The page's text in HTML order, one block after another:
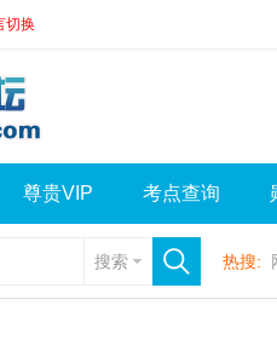
切换
尊贵VIP 考点查询
搜索 热搜: